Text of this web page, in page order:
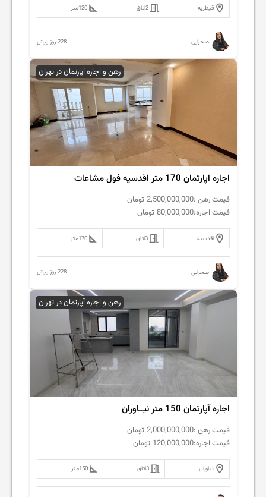
قیطریه 2اتاق 120متر
صحرایی 228 روز پیش
رهن و اجاره آپارتمان در تهران
اجاره اپارتمان 170 متر اقدسیه فول مشاعات
قیمت رهن :2,500,000,000 تومان
قیمت اجاره:80,000,000 تومان
اقدسیه 3اتاق 170متر
صحرایی 228 روز پیش
رهن و اجاره آپارتمان در تهران
اجاره آپارتمان 150 متر نیــاوران
قیمت رهن :2,000,000,000 تومان
قیمت اجاره:120,000,000 تومان
نیاوران 3اتاق 150متر